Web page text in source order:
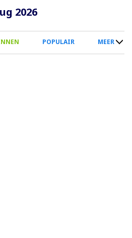
Overslaan
naar
inhoud
2026
POPULAIR MEER